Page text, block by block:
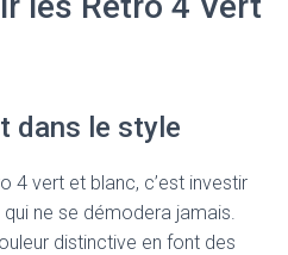
dans le style
4 vert et blanc, c’est investir
ne se démodera jamais.
distinctive en font des